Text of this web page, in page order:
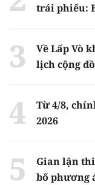
trái phiếu:
Về Lấp Vò
lịch cộng
Từ 4/8,
2026
Gian lận thi
bố phương